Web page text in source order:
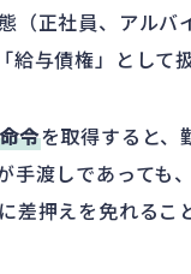
（正社員、アル
与債権」として
令を取得すると、
手渡しであっても
押えを免れるこ